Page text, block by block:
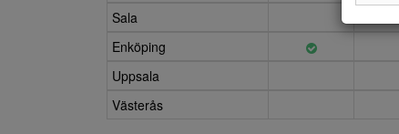
Sala
Enköping
Uppsala
Västerås